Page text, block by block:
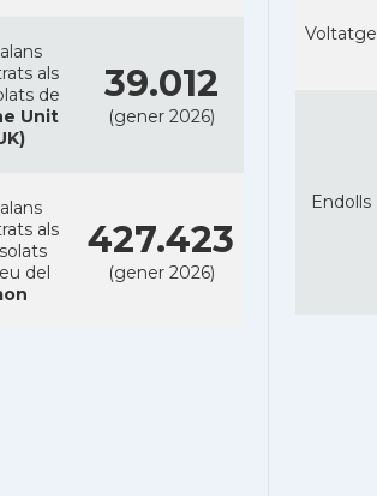
als
de
Unit
39.012
(gener 2026)
als
del
427.423
(gener 2026)
Voltatge
Endolls